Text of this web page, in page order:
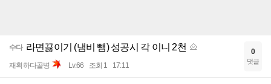
수다 라면끓이기 (냄비 뺌) 성공시 각 이니 2천
재획하다골병 Lv.66 조회 1 17:11
0
댓글